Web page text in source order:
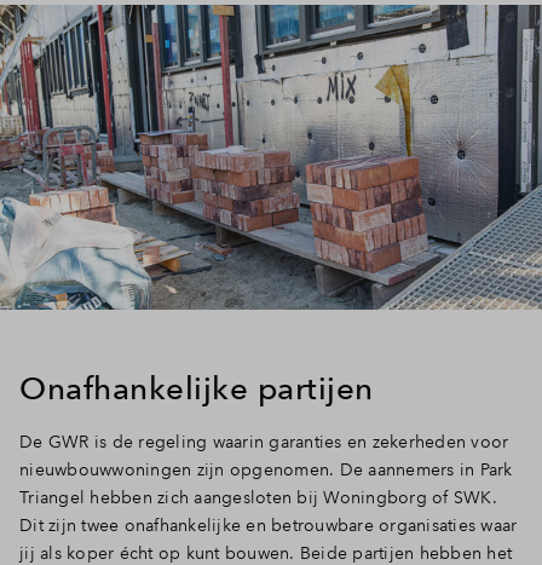
Onafhankelijke partijen
De GWR is de regeling waarin garanties en zekerheden voor
nieuwbouwwoningen zijn opgenomen. De aannemers in Park
Triangel hebben zich aangesloten bij Woningborg of SWK.
Dit zijn twee onafhankelijke en betrouwbare organisaties waar
jij als koper écht op kunt bouwen. Beide partijen hebben het